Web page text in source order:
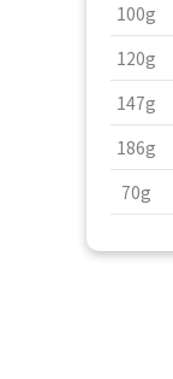
100g
120g
147g
186g
70g